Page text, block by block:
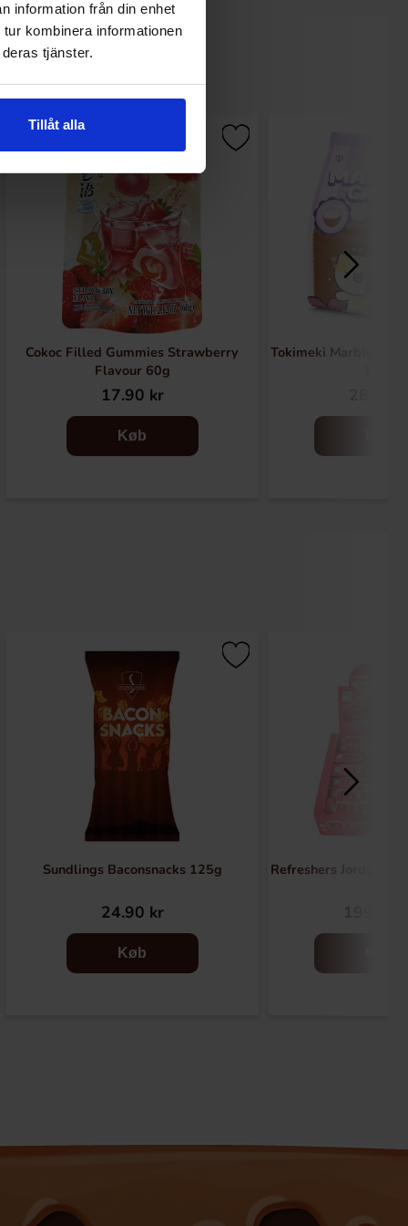
information från din enhet
kombinera informationen
tjänster.
Tillåt alla
Cokoc Filled Gummies Strawberry
Flavour 60g
17.90 kr
Køb
Tokimeki Marble
Sundlings Baconsnacks 125g
24.90 kr
Køb
Refreshers Jordgubb